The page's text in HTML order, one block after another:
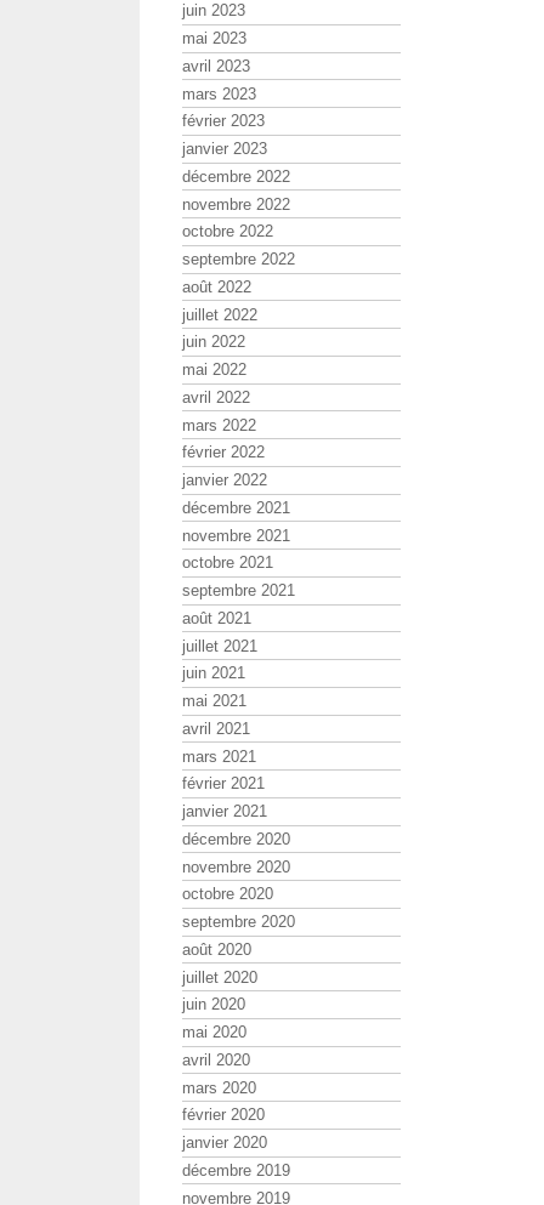
juin 2023
mai 2023
avril 2023
mars 2023
février 2023
janvier 2023
décembre 2022
novembre 2022
octobre 2022
septembre 2022
août 2022
juillet 2022
juin 2022
mai 2022
avril 2022
mars 2022
février 2022
janvier 2022
décembre 2021
novembre 2021
octobre 2021
septembre 2021
août 2021
juillet 2021
juin 2021
mai 2021
avril 2021
mars 2021
février 2021
janvier 2021
décembre 2020
novembre 2020
octobre 2020
septembre 2020
août 2020
juillet 2020
juin 2020
mai 2020
avril 2020
mars 2020
février 2020
janvier 2020
décembre 2019
novembre 2019